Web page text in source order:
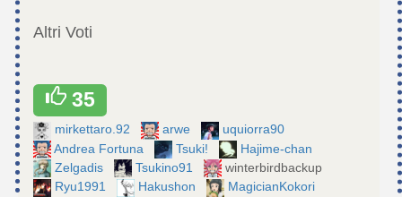
Altri Voti
35
mirkettaro.92 arwe
uquiorra90
Andrea Fortuna
Tsuki!
Hajime-chan
Zelgadis
Tsukino91
winterbirdbackup
Ryu1991
Hakushon
MagicianKokori